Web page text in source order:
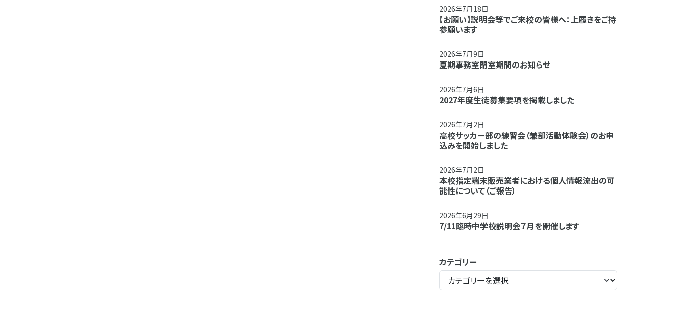
2026年7月18日
【お願い】説明会等でご来校の皆様へ：上履きをご持
参願います
2026年7月9日
夏期事務室閉室期間のお知らせ
2026年7月6日
2027年度生徒募集要項を掲載しました
2026年7月2日
高校サッカー部の練習会（兼部活動体験会）のお申
込みを開始しました
2026年7月2日
本校指定端末販売業者における個人情報流出の可
能性について（ご報告）
2026年6月29日
7/11臨時中学校説明会７月を開催します
カテゴリー